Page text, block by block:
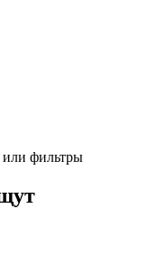
или фильтры